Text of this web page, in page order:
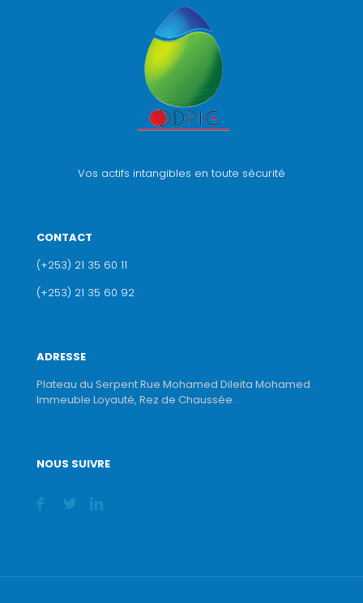
Vos actifs intangibles en toute sécurité
CONTACT
(+253) 21 35 60 11
(+253) 21 35 60 92
ADRESSE
Plateau du Serpent Rue Mohamed Dileita Mohamed
Immeuble Loyauté, Rez de Chaussée.
NOUS SUIVRE